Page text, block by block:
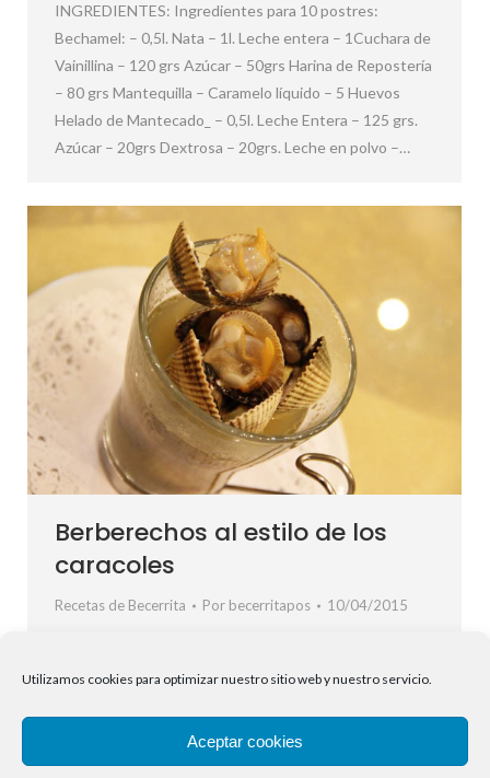
Utilizamos cookies para optimizar nuestro sitio web y nuestro servicio.
Aceptar cookies
INGREDIENTES: Ingredientes para 10 postres:
Bechamel: – 0,5l. Nata – 1l. Leche entera – 1Cuchara de
Vainillina – 120 grs Azúcar – 50grs Harina de Repostería
– 80 grs Mantequilla – Caramelo líquido – 5 Huevos
Helado de Mantecado_ – 0,5l. Leche Entera – 125 grs.
Azúcar – 20grs Dextrosa – 20grs. Leche en polvo –…
Berberechos al estilo de los
caracoles
Recetas de Becerrita Por becerritapos 10/04/2015
Berberechos – 20cl. Vino fino de Jerez – 0,5l. Agua –
TRATAMIENTO: Elaboración: Ponemos todos los